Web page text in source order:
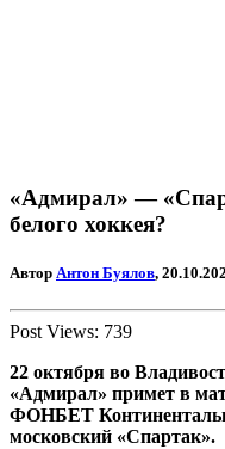
«Адмирал» —
белого хоккея?
Автор Антон Буялов,
Post Views: 739
22 октября во
«Адмирал» примет в
ФОНБЕТ
московский «Спартак».